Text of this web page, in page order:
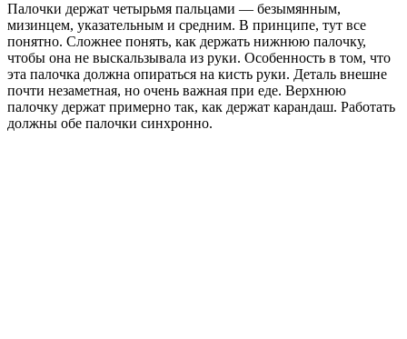
Палочки держат четырьмя пальцами — безымянным,
мизинцем, указательным и средним. В принципе, тут все
понятно. Сложнее понять, как держать нижнюю палочку,
чтобы она не выскальзывала из руки. Особенность в том, что
эта палочка должна опираться на кисть руки. Деталь внешне
почти незаметная, но очень важная при еде. Верхнюю
палочку держат примерно так, как держат карандаш. Работать
должны обе палочки синхронно.